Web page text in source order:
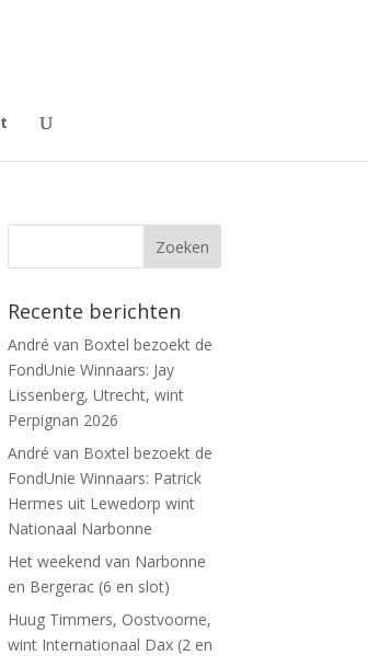
Recente berichten
André van Boxtel bezoekt de
FondUnie Winnaars: Jay
Lissenberg, Utrecht, wint
Perpignan 2026
André van Boxtel bezoekt de
FondUnie Winnaars: Patrick
Hermes uit Lewedorp wint
Nationaal Narbonne
Het weekend van Narbonne
en Bergerac (6 en slot)
Huug Timmers, Oostvoorne,
wint Internationaal Dax (2 en